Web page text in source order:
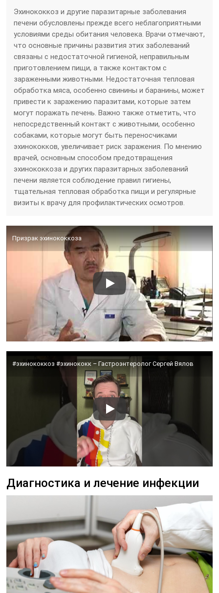
Эхинококкоз и другие паразитарные заболевания
печени обусловлены прежде всего неблагоприятными
условиями среды обитания человека. Врачи отмечают,
что основные причины развития этих заболеваний
связаны с недостаточной гигиеной, неправильным
приготовлением пищи, а также контактом с
зараженными животными. Недостаточная тепловая
обработка мяса, особенно свинины и баранины, может
привести к заражению паразитами, которые затем
могут поражать печень. Важно также отметить, что
непосредственный контакт с животными, особенно
собаками, которые могут быть переносчиками
эхинококков, увеличивает риск заражения. По мнению
врачей, основным способом предотвращения
эхинококкоза и других паразитарных заболеваний
печени является соблюдение правил гигиены,
тщательная тепловая обработка пищи и регулярные
визиты к врачу для профилактических осмотров.
Призрак эхинококкоза
#эхинококкоз #эхинококк – Гастроэнтеролог Сергей Вялов
Диагностика и лечение инфекции